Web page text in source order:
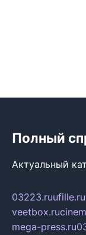
Полный
Актуальный
03223.ruufille.ru
veetbox.ru
mega-press.ru